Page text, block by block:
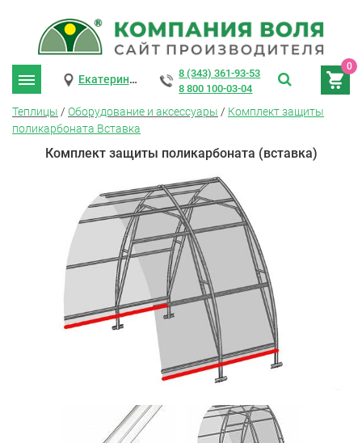
0
Екатеринбург
8 (343) 361-93-53
8 800 100-03-04
Теплицы / Оборудование и аксессуары / Комплект защиты
поликарбоната Вставка
Комплект защиты поликарбоната (вставка)